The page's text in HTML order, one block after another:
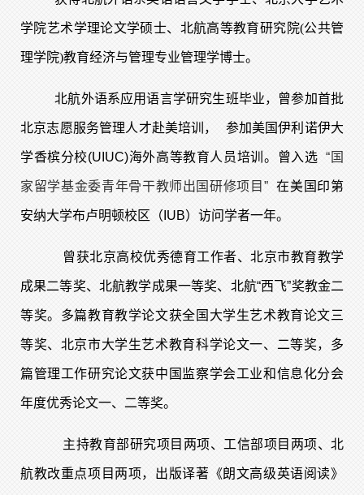
学院艺术学理论文学硕士、北航高等教育研究院(公共管
理学院)教育经济与管理专业管理学博士。
北航外语系应用语言学研究生班毕业，曾参加首批
北京志愿服务管理人才赴美培训， 参加美国伊利诺伊大
学香槟分校(UIUC)海外高等教育人员培训。 曾入选 “国
家留学基金委青年骨干教师出国研修项目” 在美国印第
安纳大学布卢明顿校区（IUB）访问学者一年。
曾获北京高校优秀德育工作者、北京市教育教学
成果二等奖、北航教学成果一等奖、北航“西飞”奖教金二
等奖。多篇教育教学论文获全国大学生艺术教育论文三
等奖、北京市大学生艺术教育科学论文一、二等奖，多
篇管理工作研究论文获中国监察学会工业和信息化分会
年度优秀论文一、二等奖。
主持教育部研究项目两项、工信部项目两项、北
航教改重点项目两项，出版译著《朗文高级英语阅读》